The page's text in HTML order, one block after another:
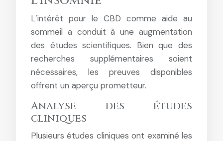
L’intérêt pour le CBD comme aide au
sommeil a conduit à une augmentation
des études scientifiques. Bien que des
recherches supplémentaires soient
nécessaires, les preuves disponibles
offrent un aperçu prometteur.
Analyse des études
cliniques
Plusieurs études cliniques ont examiné les